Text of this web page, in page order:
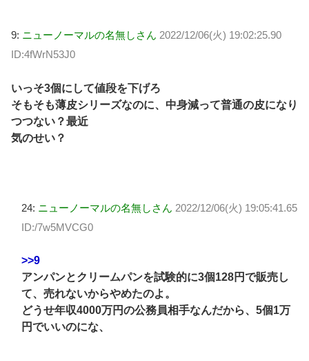
9: ニューノーマルの名無しさん 2022/12/06(火) 19:02:25.90
ID:4fWrN53J0
いっそ3個にして値段を下げろ
そもそも薄皮シリーズなのに、中身減って普通の皮になり
つつない？最近
気のせい？
24: ニューノーマルの名無しさん 2022/12/06(火) 19:05:41.65
ID:/7w5MVCG0
>>9
アンパンとクリームパンを試験的に3個128円で販売し
て、売れないからやめたのよ。
どうせ年収4000万円の公務員相手なんだから、5個1万
円でいいのにな、